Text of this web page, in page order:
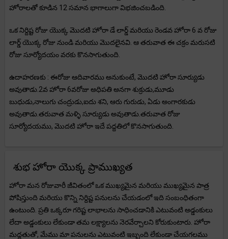
హోరాలతో కూడిన 12 సమాన భాగాలుగా విభజించబడింది.
ఒక నిర్దిష్ట రోజు యొక్క మొదటి హోరా డే లార్డ్ మరియు రెండవ హోరా 6 వ రోజు
లార్డ్ యొక్క రోజు నుండి మరియు మొదలైనవి. ఆ తరువాత ఈ చక్రం మరుసటి
రోజు సూర్యోదయం వరకు కొనసాగుతుంది.
ఉదాహరణకు : ఈరోజు ఆదివారము అనుకుంటే, మొదటి హోరా సూర్యుడు
అవుతాడు.2వ హోరా 6వరోజు అధిపతి అనగా శుక్రుడు,మూడు
బుధుడు,నాలుగు చంద్రుడు,ఐదు శని, ఆరు గురుడు, ఏడు అంగారకుడు
అవుతాడు.తరువాత మళ్ళి సూర్యుడు అవుతాడు.తరువాత రోజు
సూర్యోదయము, మొదటి హోరా ఇదే పద్దతిలో కొనసాగుతుంది.
శుభ హోరా యొక్క ప్రాముఖ్యత
హోరా మన రోజువారీ జీవితంలో ఒక ముఖ్యమైన మరియు ముఖ్యమైన పాత్ర
పోషిస్తుంది మరియు కొన్ని నిర్దిష్ట పనులను చేయడంలో ఇది సంబంధితంగా
ఉంటుంది. ప్రతి ఒక్కరూ గరిష్ట లాభాలను సాధించడానికి ఎటువంటి అడ్డంకులు
లేదా అడ్డంకులు లేకుండా తమ లక్ష్యాలను నెరవేర్చాలని కోరుకుంటారు. హోరా
మద్దతుతో, మేము మా పనులను ఎటువంటి ఇబ్బంది లేకుండా చేయగలము